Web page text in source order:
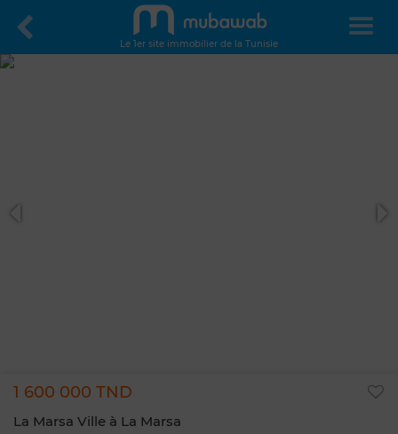
Le 1er site immobilier de la Tunisie
1 600 000 TND
La Marsa Ville à La Marsa